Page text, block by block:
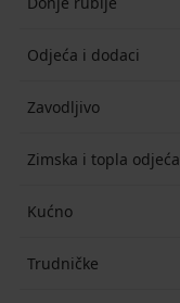
Odjeća i dodaci
Zavodljivo
Zimska i topla odjeća
Kućno
Trudničke